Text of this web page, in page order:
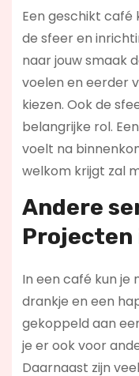
Een geschikt café
de sfeer en
naar jouw smaak
voelen en eerder
kiezen. Ook de
belangrijke rol.
voelt na
welkom krijgt zal
Andere
Projecten
In een café kun
drankje en een
gekoppeld aan
je er ook voor
Daarnaast zijn